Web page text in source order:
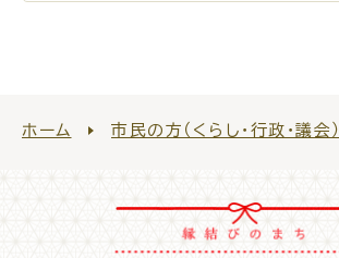
ホーム 市民の方（くらし・行政・議会）